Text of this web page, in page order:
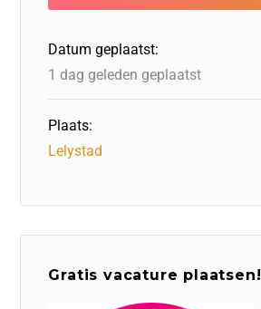
o
k
n
Datum geplaatst:
1 dag geleden geplaatst
Plaats:
Lelystad
Gratis vacature plaatsen!